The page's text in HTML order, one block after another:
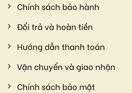
Chính sách bảo hành
Đổi trả và hoàn tiền
Hướng dẫn thanh toán
Vận chuyển và giao nhận
Chính sách bảo mật